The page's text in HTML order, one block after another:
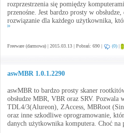
rozprzestrzenia się pomiędzy
przenośne. Jest bardzo prosty w
rozwiązanie dla każdego użytkownika,
Freeware (darmowa) | 2015.03.13 | Pobrań: 690 | (0) |
aswMBR 1.0.1.2290
aswMBR to bardzo prosty skaner
obsłudze MBR, VBR oraz SRV. Pozwala
TDL4/3(Alureon), ZAccess, MBRoot
oraz inne szkodliwe oprogramowanie,
danych użytkownika komputera. Choć